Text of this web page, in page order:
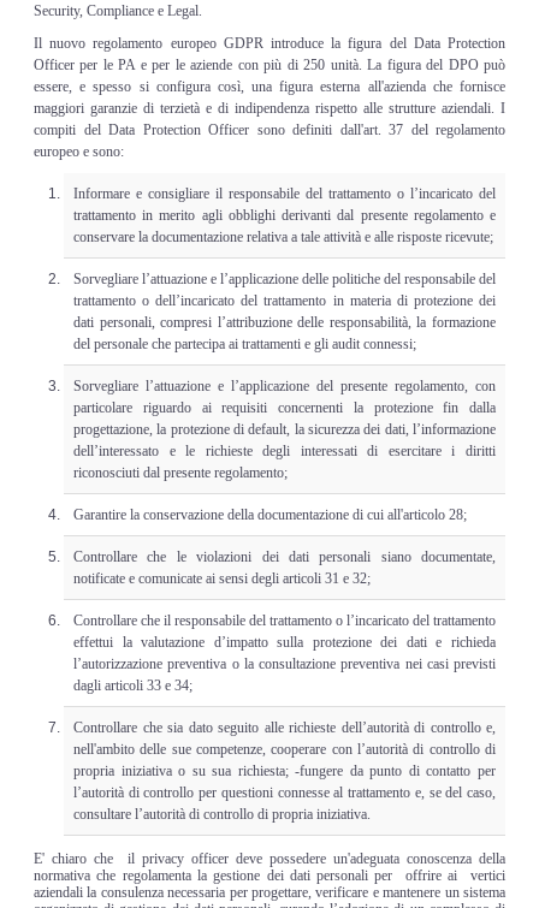
Security, Compliance e Legal.
Il nuovo regolamento europeo GDPR introduce la figura del Data Protection
Officer per le PA e per le aziende con più di 250 unità. La figura del DPO può
essere, e spesso si configura così, una figura esterna all'azienda che fornisce
maggiori garanzie di terzietà e di indipendenza rispetto alle strutture aziendali. I
compiti del Data Protection Officer sono definiti dall'art. 37 del regolamento
europeo e sono:
Informare e consigliare il responsabile del trattamento o l’incaricato del
trattamento in merito agli obblighi derivanti dal presente regolamento e
conservare la documentazione relativa a tale attività e alle risposte ricevute;
Sorvegliare l’attuazione e l’applicazione delle politiche del responsabile del
trattamento o dell’incaricato del trattamento in materia di protezione dei
dati personali, compresi l’attribuzione delle responsabilità, la formazione
del personale che partecipa ai trattamenti e gli audit connessi;
Sorvegliare l’attuazione e l’applicazione del presente regolamento, con
particolare riguardo ai requisiti concernenti la protezione fin dalla
progettazione, la protezione di default, la sicurezza dei dati, l’informazione
dell’interessato e le richieste degli interessati di esercitare i diritti
riconosciuti dal presente regolamento;
Garantire la conservazione della documentazione di cui all'articolo 28;
Controllare che le violazioni dei dati personali siano documentate,
notificate e comunicate ai sensi degli articoli 31 e 32;
Controllare che il responsabile del trattamento o l’incaricato del trattamento
effettui la valutazione d’impatto sulla protezione dei dati e richieda
l’autorizzazione preventiva o la consultazione preventiva nei casi previsti
dagli articoli 33 e 34;
Controllare che sia dato seguito alle richieste dell’autorità di controllo e,
nell'ambito delle sue competenze, cooperare con l’autorità di controllo di
propria iniziativa o su sua richiesta; -fungere da punto di contatto per
l’autorità di controllo per questioni connesse al trattamento e, se del caso,
consultare l’autorità di controllo di propria iniziativa.
E' chiaro che il privacy officer deve possedere un'adeguata conoscenza della
normativa che regolamenta la gestione dei dati personali per offrire ai vertici
aziendali la consulenza necessaria per progettare, verificare e mantenere un sistema